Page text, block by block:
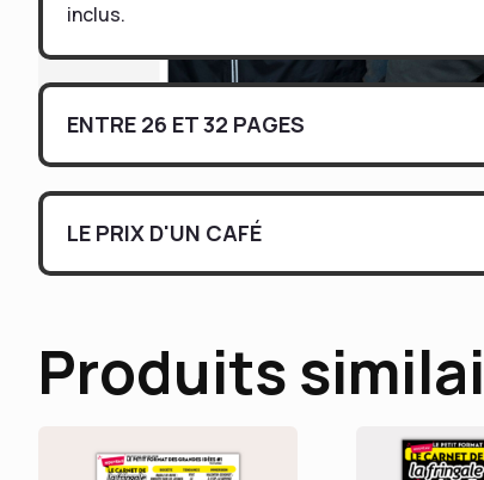
inclus.
ENTRE 26 ET 32 PAGES
LE PRIX D'UN CAFÉ
Produits